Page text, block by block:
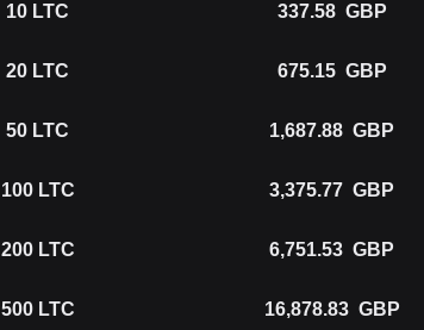
10 LTC 337.58 GBP
20 LTC 675.15 GBP
50 LTC 1,687.88 GBP
100 LTC 3,375.77 GBP
200 LTC 6,751.53 GBP
500 LTC 16,878.83 GBP